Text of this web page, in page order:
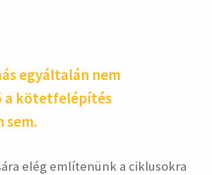
egyáltalán nem
a kötetfelépítés
elég említenünk a ciklusokra